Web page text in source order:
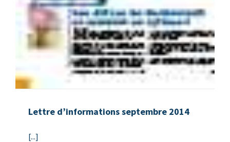
Lettre d’informations septembre 2014
[...]